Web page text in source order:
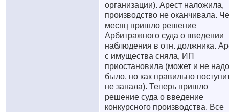
организации). Арест наложила,
производство не оканчивала.
месяц пришло решение
Арбитражного суда о введении
наблюдения в отн. должника.
с имущества сняла, ИП
приостановила (может и не надо
было, но как правильно
не занала). Теперь пришло
решение суда о введение
конкурсного производства. Все